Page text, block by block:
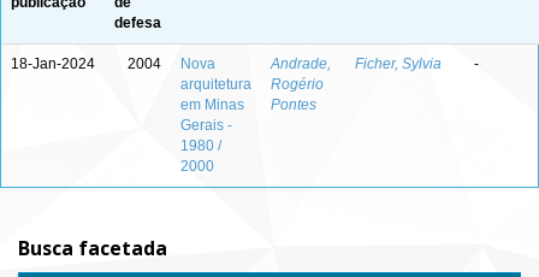
defesa
18-Jan-2024 2004
Nova
arquitetura
em Minas
Gerais -
1980 /
2000
Andrade,
Rogério
Pontes
Ficher, Sylvia -
Busca facetada